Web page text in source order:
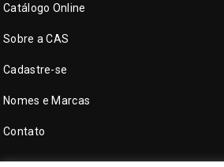
Catálogo Online
Sobre a CAS
Cadastre-se
Nomes e Marcas
Contato